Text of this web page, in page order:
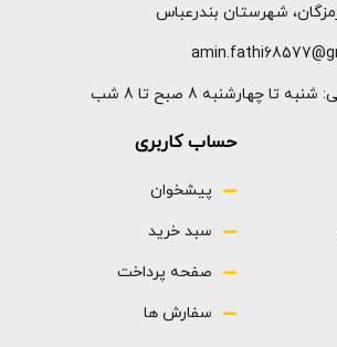
شهرستان بندرعباس
چهارشنبه 8 صبح تا 8 شب
حساب کاربری
پیشخوان
سبد خرید
صفحه پرداخت
سفارش ها